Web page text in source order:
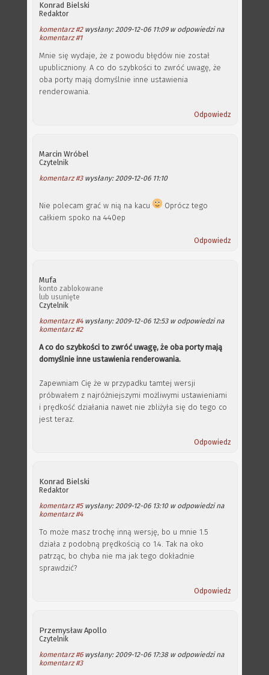
Konrad Bielski
Redaktor
komentarz #2wysłany: 2009-12-06 11:09 w odpowiedzi na
komentarz #1
Mnie się wydaje, że z powodu błędów nie został
upubliczniony. A co do szybkości to zwróć uwagę, że
oba porty mają domyślnie inne ustawienia
renderowania.
Odpowiedz
Marcin Wróbel
Czytelnik
komentarz #3wysłany: 2009-12-06 11:10
Nie polecam grać w nią na kacu
Oprócz tego
całkiem spoko na 440ep
Odpowiedz
Mufa
konto zablokowane
lub usunięte
Czytelnik
komentarz #4wysłany: 2009-12-06 12:53 w odpowiedzi na
komentarz #2
A co do szybkości to zwróć uwagę, że oba porty mają
domyślnie inne ustawienia renderowania.
Zapewniam Cię że w przypadku tamtej wersji
próbwałem z najróżniejszymi możliwymi ustawieniami
i prędkość działania nawet nie zbliżyła się do tego co
jest teraz.
Odpowiedz
Konrad Bielski
Redaktor
komentarz #5wysłany: 2009-12-06 13:10 w odpowiedzi na
komentarz #4
To może masz trochę inną wersję, bo u mnie 1.5
działa z podobną prędkością co 1.4. Tak na oko
patrząc, bo chyba nie ma jak tego dokładnie
sprawdzić?
Odpowiedz
Przemysław Apollo
Czytelnik
komentarz #6wysłany: 2009-12-06 17:38 w odpowiedzi na
komentarz #3